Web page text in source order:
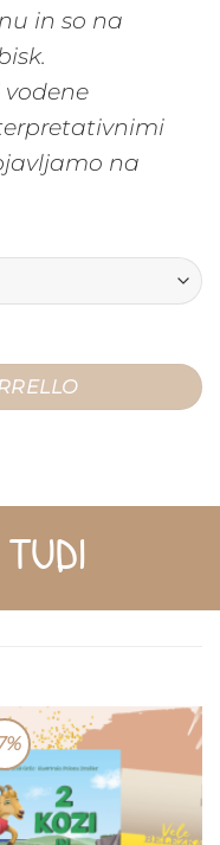
in so na
na